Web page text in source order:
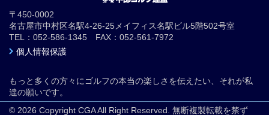
〒450-0002
名古屋市中村区名駅4-26-25メイフィス名駅ビル5階502号室
TEL：052-586-1345 FAX：052-561-7972
個人情報保護
もっと多くの方々にゴルフの本当の楽しさを伝えたい、それが私
達の願いです。
© 2026 Copyright CGA All Right Reserved. 無断複製転載を禁ず